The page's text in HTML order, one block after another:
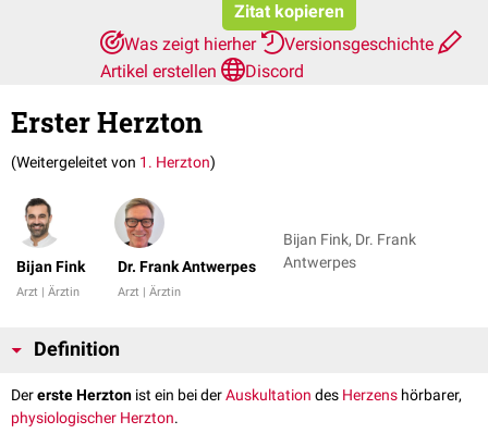
Zitat kopieren
Was zeigt hierher
Versionsgeschichte
Artikel erstellen
Discord
Erster Herzton
(Weitergeleitet von 1. Herzton)
Bijan Fink
Arzt | Ärztin
Dr. Frank Antwerpes
Arzt | Ärztin
Bijan Fink, Dr. Frank
Antwerpes
Definition
Dererste Herzton ist ein bei derAuskultation des Herzens hörbarer,
physiologischer Herzton.